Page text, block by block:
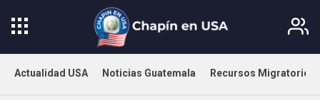
Actualidad USA Noticias Guatemala Recursos Migratorios